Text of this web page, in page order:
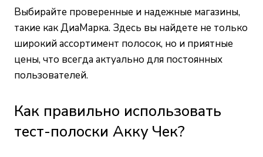
Выбирайте проверенные и надежные магазины,
такие как ДиаМарка. Здесь вы найдете не только
широкий ассортимент полосок, но и приятные
цены, что всегда актуально для постоянных
пользователей.
Как правильно использовать
тест-полоски Акку Чек?